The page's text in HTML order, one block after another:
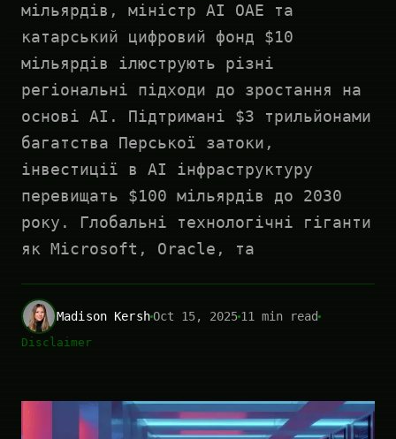
мільярдів, міністр AI ОАЕ та
катарський цифровий фонд $10
мільярдів ілюструють різні
регіональні підходи до зростання на
основі AI. Підтримані $3 трильйонами
багатства Перської затоки,
інвестиції в AI інфраструктуру
перевищать $100 мільярдів до 2030
року. Глобальні технологічні гіганти
як Microsoft, Oracle, та
Madison KershOct 15, 202511 min read
Disclaimer